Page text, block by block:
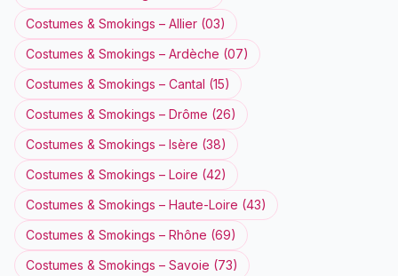
Costumes & Smokings – Allier (03)
Costumes & Smokings – Ardèche (07)
Costumes & Smokings – Cantal (15)
Costumes & Smokings – Drôme (26)
Costumes & Smokings – Isère (38)
Costumes & Smokings – Loire (42)
Costumes & Smokings – Haute-Loire (43)
Costumes & Smokings – Rhône (69)
Costumes & Smokings – Savoie (73)